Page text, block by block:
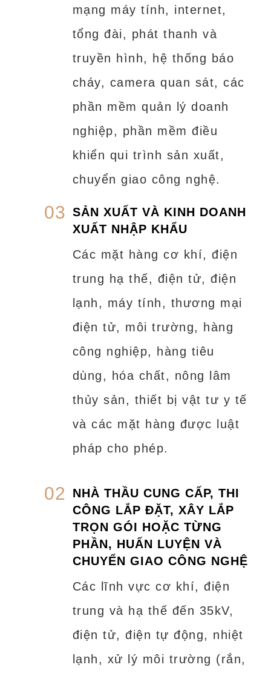
mạng máy tính, internet,
tổng đài, phát thanh và
truyền hình, hệ thống báo
cháy, camera quan sát, các
phần mềm quản lý doanh
nghiệp, phần mềm điều
khiển qui trình sản xuất,
chuyển giao công nghệ.
03 SẢN XUẤT VÀ KINH DOANH
XUẤT NHẬP KHẨU
Các mặt hàng cơ khí, điện
trung hạ thế, điện tử, điện
lạnh, máy tính, thương mại
điện tử, môi trường, hàng
công nghiệp, hàng tiêu
dùng, hóa chất, nông lâm
thủy sản, thiết bị vật tư y tế
và các mặt hàng được luật
pháp cho phép.
02
NHÀ THẦU CUNG CẤP, THI
CÔNG LẮP ĐẶT, XÂY LẮP
TRỌN GÓI HOẶC TỪNG
PHẦN, HUẤN LUYỆN VÀ
CHUYỂN GIAO CÔNG NGHỆ
Các lĩnh vực cơ khí, điện
trung và hạ thế đến 35kV,
điện tử, điện tự động, nhiệt
lạnh, xử lý môi trường (rắn,